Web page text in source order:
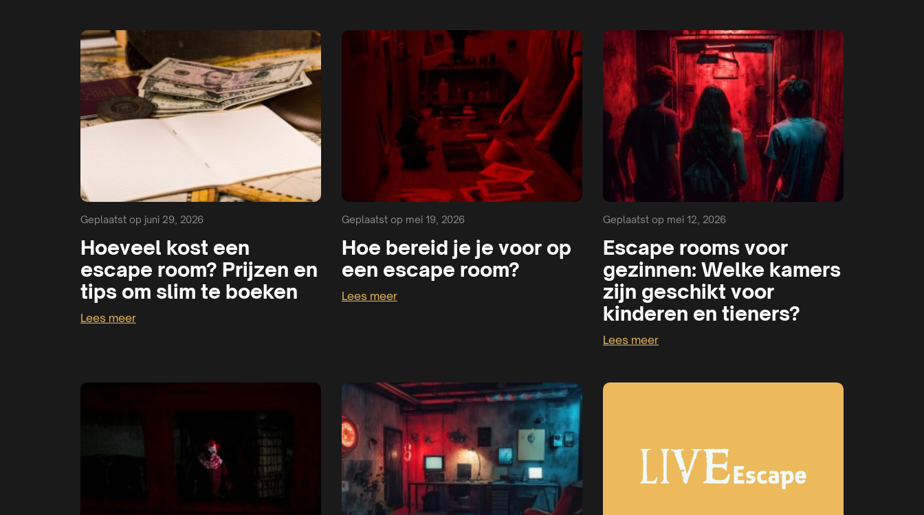
Geplaatst op juni 29, 2026
Hoeveel kost een
escape room? Prijzen en
tips om slim te boeken
Lees meer
Geplaatst op mei 19, 2026
Hoe bereid je je voor op
een escape room?
Lees meer
Geplaatst op mei 12, 2026
Escape rooms voor
gezinnen: Welke kamers
zijn geschikt voor
kinderen en tieners?
Lees meer